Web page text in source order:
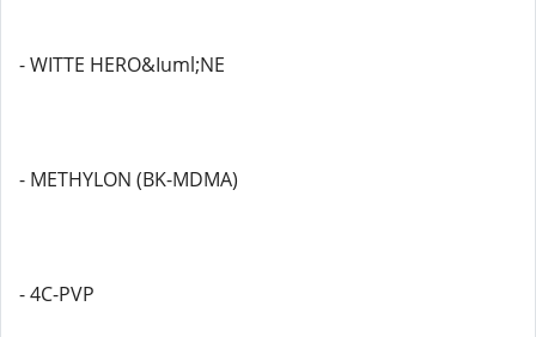
- WITTE HERO&Iuml;NE
- METHYLON (BK-MDMA)
- 4C-PVP